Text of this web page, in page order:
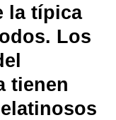
la típica
Los
tienen